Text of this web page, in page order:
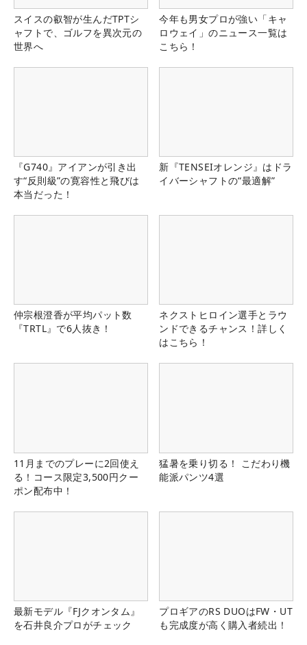
スイスの叡智が生んだTPTシ
ャフトで、ゴルフを異次元の
世界へ
今年も男女プロが強い「キャ
ロウェイ」のニュース一覧は
こちら！
『G740』アイアンが引き出
す“反則級”の寛容性と飛びは
本当だった！
新『TENSEIオレンジ』はドラ
イバーシャフトの“最適解”
仲宗根澄香が平均パット数
『TRTL』で6人抜き！
ネクストヒロイン選手とラウ
ンドできるチャンス！詳しく
はこちら！
11月までのプレーに2回使え
る！コース限定3,500円クー
ポン配布中！
猛暑を乗り切る！ こだわり機
能派パンツ4選
最新モデル『FJクオンタム』
を石井良介プロがチェック
プロギアのRS DUOはFW・UT
も完成度が高く購入者続出！